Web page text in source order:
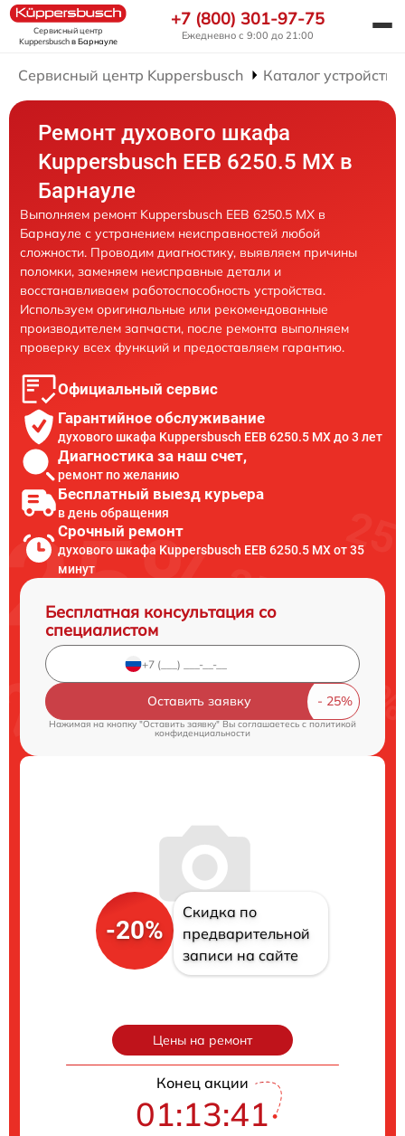
Сервисный центр
Kuppersbuschв Барнауле
+7 (800) 301-97-75
Ежедневно с 9:00 до 21:00
Сервисный центр Kuppersbusch Каталог устройств
Ремонт духового шкафа
Kuppersbusch EEB 6250.5 MX в
Барнауле
Выполняем ремонт Kuppersbusch EEB 6250.5 MX в
Барнауле с устранением неисправностей любой
сложности. Проводим диагностику, выявляем причины
поломки, заменяем неисправные детали и
восстанавливаем работоспособность устройства.
Используем оригинальные или рекомендованные
производителем запчасти, после ремонта выполняем
проверку всех функций и предоставляем гарантию.
Официальный сервис
Гарантийное обслуживание
духового шкафа Kuppersbusch EEB 6250.5 MX до 3 лет
Диагностика за наш счет,
ремонт по желанию
Бесплатный выезд курьера
в день обращения
Срочный ремонт
духового шкафа Kuppersbusch EEB 6250.5 MX от 35
минут
Бесплатная консультация со
специалистом
Оставить заявку
Нажимая на кнопку "Оставить заявку" Вы соглашаетесь c политикой
конфиденциальности
-20%
Скидка по
предварительной
записи на сайте
Цены на ремонт
Конец акции
01:13:40